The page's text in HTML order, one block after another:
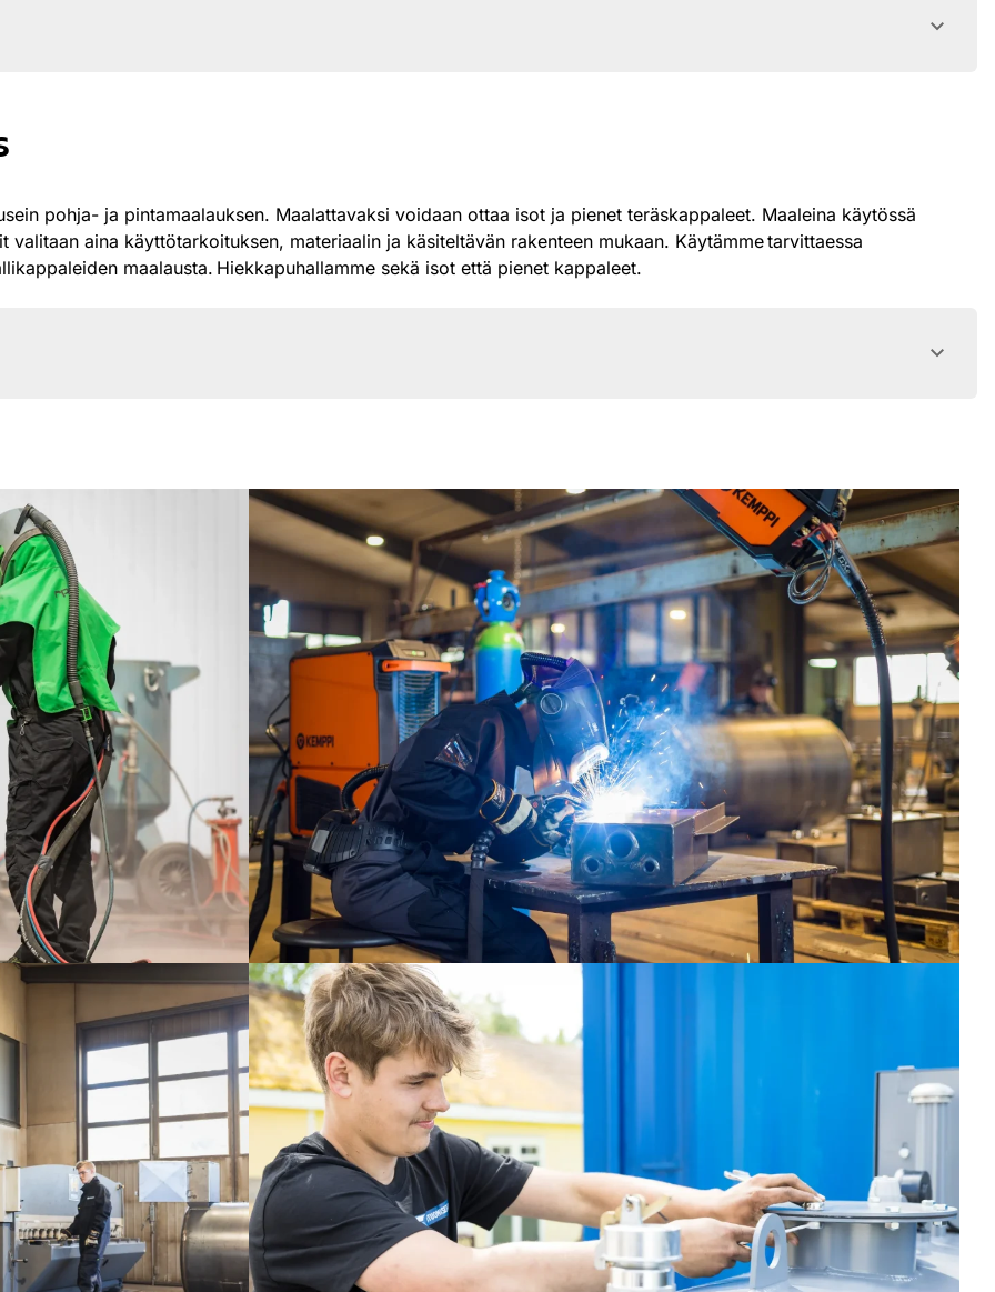
pohja- ja pintamaalauksen. Maalattavaksi voidaan ottaa isot ja pienet teräskappaleet. Maaleina käytössä
aina käyttötarkoituksen, materiaalin ja käsiteltävän rakenteen mukaan. Käytämme tarvittaessa
maalausta. Hiekkapuhallamme sekä isot että pienet kappaleet.
7,5 bar, +sallittu lämpötila 5/+40 c